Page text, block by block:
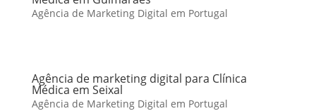
Agência de Marketing Digital em Portugal
Agência de marketing digital para Clínica
Médica em Seixal
Agência de Marketing Digital em Portugal